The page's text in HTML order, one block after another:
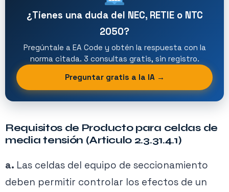
¿Tienes una duda del NEC, RETIE o NTC
2050?
Pregúntale a EA Code y obtén la respuesta con la
norma citada. 3 consultas gratis, sin registro.
Preguntar gratis a la IA →
Requisitos de Producto para celdas de
media tensión (Articulo 2.3.31.4.1)
a. Las celdas del equipo de seccionamiento
deben permitir controlar los efectos de un